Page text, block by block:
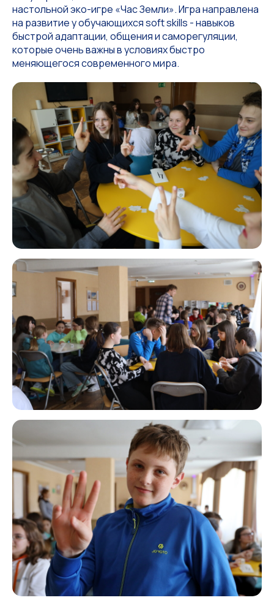
настольной эко-игре «Час Земли». Игра направлена
на развитие у обучающихся soft skills - навыков
быстрой адаптации, общения и саморегуляции,
которые очень важны в условиях быстро
меняющегося современного мира.